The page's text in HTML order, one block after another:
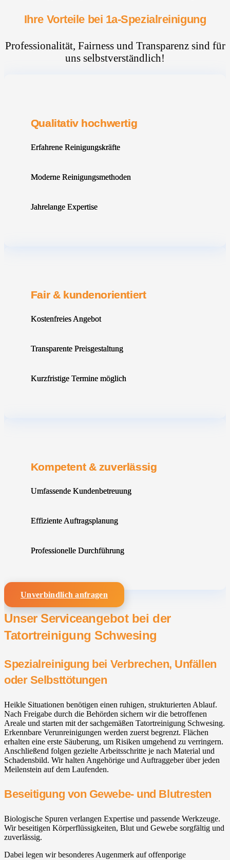
Ihre Vorteile bei 1a-Spezialreinigung
Professionalität, Fairness und Transparenz sind für
uns selbstverständlich!
Qualitativ hochwertig
Erfahrene Reinigungskräfte
Moderne Reinigungsmethoden
Jahrelange Expertise
Fair & kundenorientiert
Kostenfreies Angebot
Transparente Preisgestaltung
Kurzfristige Termine möglich
Kompetent & zuverlässig
Umfassende Kundenbetreuung
Effiziente Auftragsplanung
Professionelle Durchführung
Unverbindlich anfragen
Unser Serviceangebot bei der
Tatortreinigung Schwesing
Spezialreinigung bei Verbrechen, Unfällen
oder Selbsttötungen
Heikle Situationen benötigen einen ruhigen, strukturierten Ablauf.
Nach Freigabe durch die Behörden sichern wir die betroffenen
Areale und starten mit der sachgemäßen Tatortreinigung Schwesing.
Erkennbare Verunreinigungen werden zuerst begrenzt. Flächen
erhalten eine erste Säuberung, um Risiken umgehend zu verringern.
Anschließend folgen gezielte Arbeitsschritte je nach Material und
Schadensbild. Wir halten Angehörige und Auftraggeber über jeden
Meilenstein auf dem Laufenden.
Beseitigung von Gewebe- und Blutresten
Biologische Spuren verlangen Expertise und passende Werkzeuge.
Wir beseitigen Körperflüssigkeiten, Blut und Gewebe sorgfältig und
zuverlässig.
Dabei legen wir besonderes Augenmerk auf offenporige